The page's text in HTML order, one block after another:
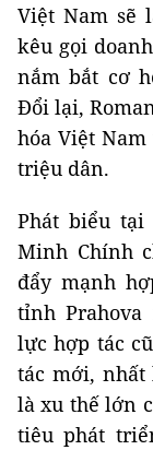
Việt Nam sẽ
kêu gọi
nắm bắt cơ
Đổi lại,
hóa Việt
triệu dân.
Phát biểu tại
Minh Chính
đẩy mạnh
tỉnh
lực hợp tác
tác mới,
là xu thế lớn
tiêu phát